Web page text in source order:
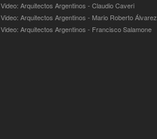
Video: Arquitectos Argentinos - Claudio Caveri
Video: Arquitectos Argentinos - Mario Roberto Álvarez
Video: Arquitectos Argentinos - Francisco Salamone